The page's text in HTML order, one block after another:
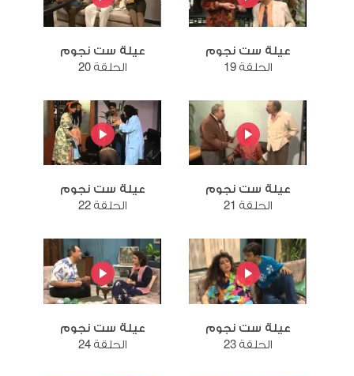
عيلة ست نجوم
الحلقة 19
عيلة ست نجوم
الحلقة 20
عيلة ست نجوم
الحلقة 21
عيلة ست نجوم
الحلقة 22
عيلة ست نجوم
الحلقة 23
عيلة ست نجوم
الحلقة 24